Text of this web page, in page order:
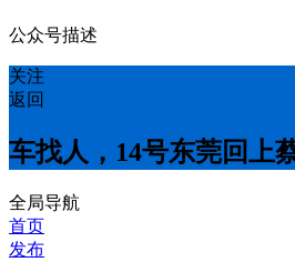
公众号描述
关注
返回
车找人，14号东莞回上
全局导航
首页
发布